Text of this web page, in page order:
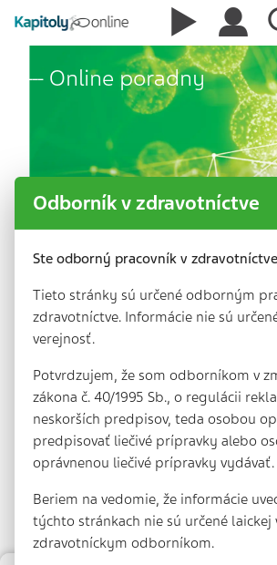
Online poradny
Odborník v zdravotníctve
Ste odborný pracovník v
Tieto stránky sú určené odborným
zdravotníctve. Informácie nie sú
verejnosť.
Potvrdzujem, že som odborníkom v
zákona č. 40/1995 Sb., o regulácii
neskorších predpisov, teda osobou
predpisovať liečivé prípravky alebo
oprávnenou liečivé prípravky vydávať.
Beriem na vedomie, že informácie
týchto stránkach nie sú určené laickej
zdravotníckym odborníkom.